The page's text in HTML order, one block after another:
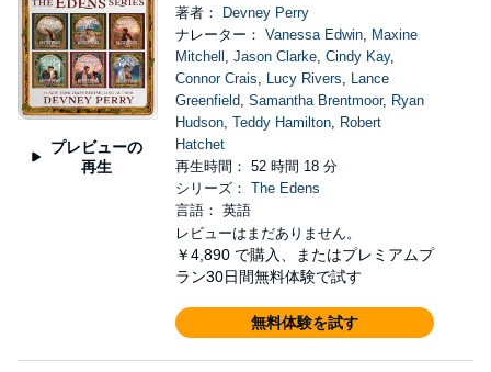
プレビューの
再生
著者：
Devney Perry
ナレーター： Vanessa Edwin, Maxine
Mitchell , Jason Clarke, Cindy Kay,
Connor Crais, Lucy Rivers, Lance
Greenfield, Samantha Brentmoor, Ryan
Hudson, Teddy Hamilton, Robert
Hatchet
再生時間： 52 時間 18 分
シリーズ： The Edens
言語： 英語
レビューはまだありません。
￥4,890 で購入、またはプレミアムプ
ラン30日間無料体験で試す
無料体験を試す